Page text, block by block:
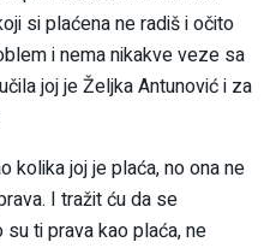
si plaćena ne radiš i očito
i nema nikakve veze sa
joj je Željka Antunović i za
kolika joj je plaća, no ona ne
I tražit ću da se
su ti prava kao plaća, ne